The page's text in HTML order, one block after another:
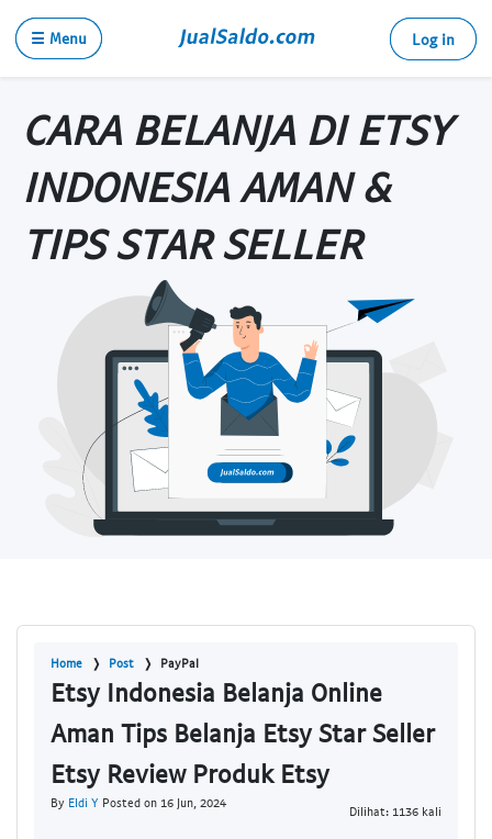
☰ Menu Log in
CARA BELANJA DI ETSY
INDONESIA AMAN &
TIPS STAR SELLER
Home Post PayPal
Etsy Indonesia Belanja Online
Aman Tips Belanja Etsy Star Seller
Etsy Review Produk Etsy
By Eldi Y Posted on 16 Jun, 2024
Dilihat: 1136 kali